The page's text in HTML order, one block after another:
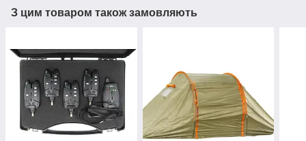
З цим товаром також замовляють